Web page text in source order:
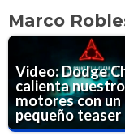
Marco
Video: Dodge
calienta
motores con un
pequeño teaser